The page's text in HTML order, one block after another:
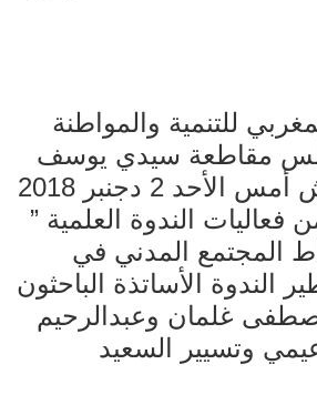
للتنمية والمواطنة
مقاطعة سيدي يوسف
بن علي بمراكش أمس الأحد 2 دجنبر 2018
فعاليات الندوة العلمية ”
المجتمع المدني في
الندوة الأساتذة الباحثون
غلمان وعبدالرحيم
وتسيير السعيد